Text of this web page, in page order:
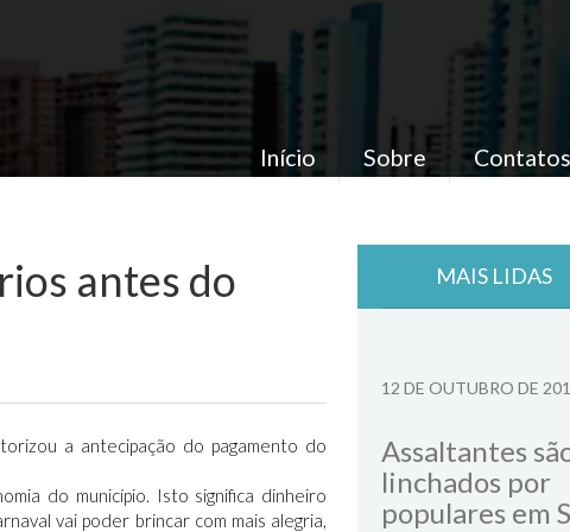
Início Sobre Contatos
antes do
a antecipação do pagamento do
do município. Isto significa dinheiro
vai poder brincar com mais alegria,
MAIS LIDAS
12 DE OUTUBRO DE
Assaltantes
linchados por
populares em